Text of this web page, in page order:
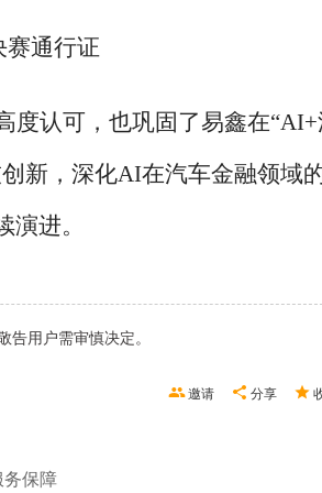
赛通行证
度认可，也巩固了易鑫在
新，深化AI在汽车金融领域
进。
告用户需审慎决定。
分享
邀请
务保障